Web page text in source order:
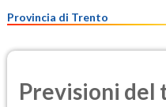
Provincia di Trento
Previsioni del